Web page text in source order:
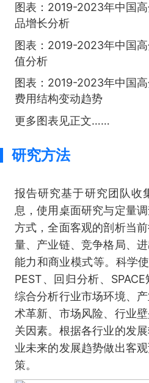
图表：2019-2023年中国
品增长分析
图表：2019-2023年中国
值分析
图表：2019-2023年中国
费用结构变动趋势
更多图表见正文……
研究方法
报告研究基于研究团队收
息，使用桌面研究与定量
方式，全面客观的剖析当
量、产业链、竞争格局、
能力和商业模式等。科学使
PEST、回归分析、
综合分析行业市场环境、
术革新、市场风险、行业
关因素。根据各行业的发
业未来的发展趋势做出客
策。